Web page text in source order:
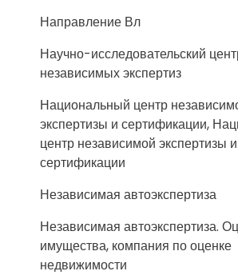
Направление Вл
Научно-исследовательский
независимых экспертиз
Национальный центр
экспертизы и сертификации,
центр независимой экспертизы и
сертификации
Независимая автоэкспертиза
Независимая автоэкспертиза.
имущества, компания по оценке
недвижимости